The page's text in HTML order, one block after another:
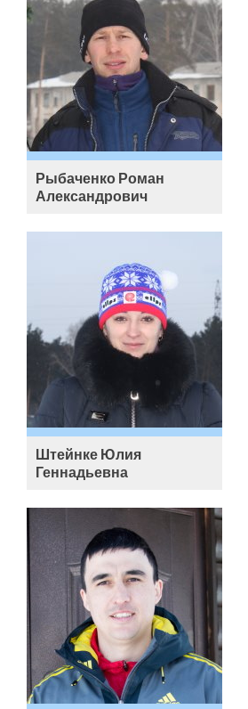
Рыбаченко Роман
Александрович
Штейнке Юлия
Геннадьевна